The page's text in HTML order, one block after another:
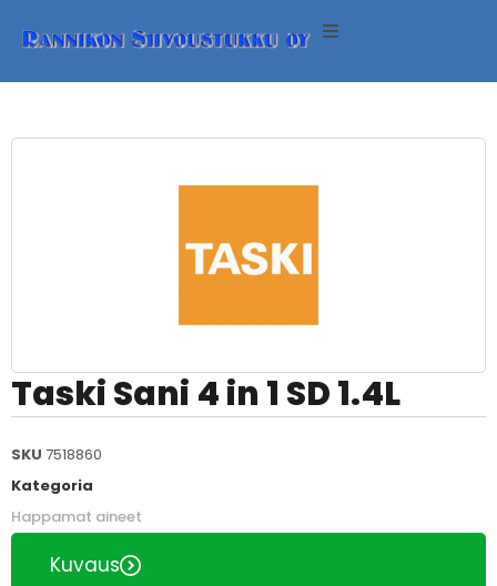
Taski Sani 4 in 1 SD 1.4L
SKU 7518860
Kategoria
Happamat aineet
Kuvaus